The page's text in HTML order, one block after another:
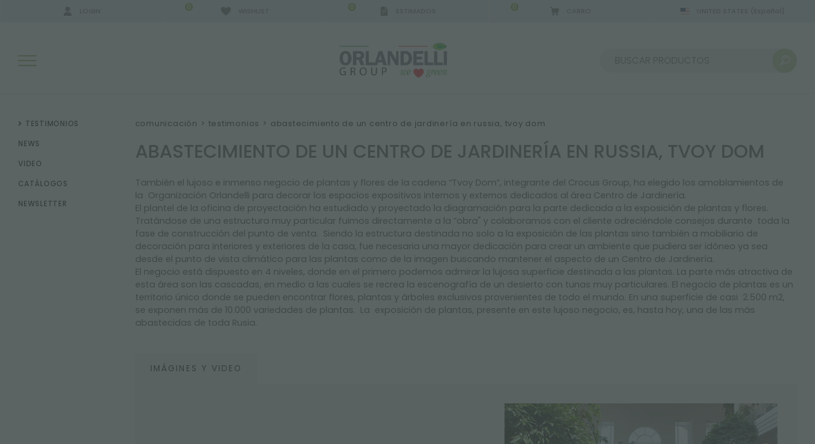
0 0 0
RESULTADOS DE LA BÚSQUEDA:
MÁS RESULTADOS PARA USTED:
TESTIMONIOS
NEWS
VIDEO
CATÁLOGOS
NEWSLETTER
comunicación > testimonios > abastecimiento de un centro de jardinería en russia, tvoy dom
ABASTECIMIENTO DE UN CENTRO DE JARDINERÍA EN RUSSIA, TVOY DOM
También el lujoso e inmenso negocio de plantas y flores de la cadena “Tvoy Dom”, integrante del Crocus Group, ha elegido los amoblamientos de
la Organización Orlandelli para decorar los espacios expositivos internos y externos dedicados al área Centro de Jardinería.
El plantel de la oficina de proyectación ha estudiado y proyectado la diagramación para la parte dedicada a la exposición de plantas y flores.
Tratándose de una estructura muy particular fuimos directamente a la ”obra" y colaboramos con el cliente odreciéndole consejos durante toda la
fase de construcción del punto de venta. Siendo la estructura destinada no solo a la exposición de las plantas sino también a mobiliario de
decoración para interiores y exteriores de la casa, fue necesaria una mayor dedicación para crear un ambiente que pudiera ser idóneo ya sea
desde el punto de vista climático para las plantas como de la imagen buscando mantener el aspecto de un Centro de Jardinería.
El negocio está dispuesto en 4 niveles, donde en el primero podemos admirar la lujosa superficie destinada a las plantas. La parte más atractiva de
esta área son las cascadas, en medio a las cuales se recrea la escenografía de un desierto con tunas muy particulares. El negocio de plantas es un
territorio único donde se pueden encontrar flores, plantas y árboles exclusivos provenientes de todo el mundo. En una superficie de casi 2.500 m2,
se exponen más de 10.000 variedades de plantas. La exposición de plantas, presente en este lujoso negocio, es, hasta hoy, una de las más
abastecidas de toda Rusia.
IMÁGINES Y VIDEO